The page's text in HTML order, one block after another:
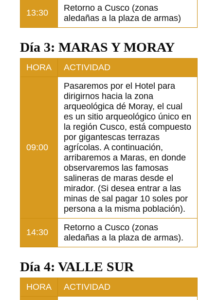
13:30
Retorno a Cusco (zonas
aledañas a la plaza de armas)
Día 3: MARAS Y MORAY
HORA ACTIVIDAD
09:00
Pasaremos por el Hotel para
dirigirnos hacia la zona
arqueológica dé Moray, el cual
es un sitio arqueológico único en
la región Cusco, está compuesto
por gigantescas terrazas
agrícolas. A continuación,
arribaremos a Maras, en donde
observaremos las famosas
salineras de maras desde el
mirador. (Si desea entrar a las
minas de sal pagar 10 soles por
persona a la misma población).
14:30
Retorno a Cusco (zonas
aledañas a la plaza de armas).
Día 4: VALLE SUR
HORA ACTIVIDAD